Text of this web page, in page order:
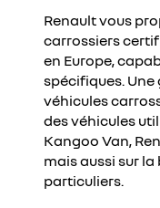
Renault vous
carrossiers
en Europe,
spécifiques.
véhicules
des véhicules
Kangoo Van,
mais aussi sur
particuliers.